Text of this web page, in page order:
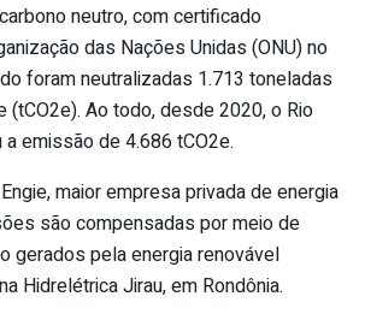
neutro, com certificado
das Nações Unidas (ONU) no
foram neutralizadas 1.713 toneladas
(tCO2e). Ao todo, desde 2020, o Rio
emissão de 4.686 tCO2e.
maior empresa privada de energia
são compensadas por meio de
gerados pela energia renovável
Hidrelétrica Jirau, em Rondônia.